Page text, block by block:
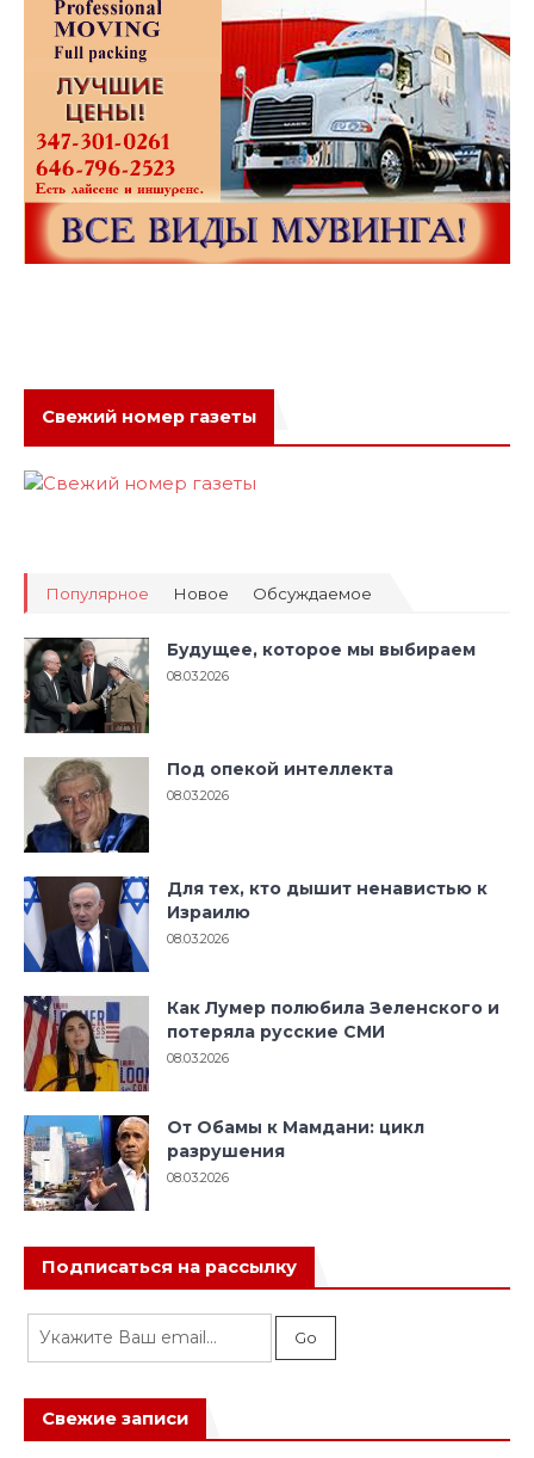
Свежий номер газеты
Популярное Новое Обсуждаемое
Будущее, которое мы выбираем
08.03.2026
Под опекой интеллекта
08.03.2026
Для тех, кто дышит ненавистью к
Израилю
08.03.2026
Как Лумер полюбила Зеленского и
потеряла русские СМИ
08.03.2026
От Обамы к Мамдани: цикл
разрушения
08.03.2026
Подписаться на рассылку
Свежие записи